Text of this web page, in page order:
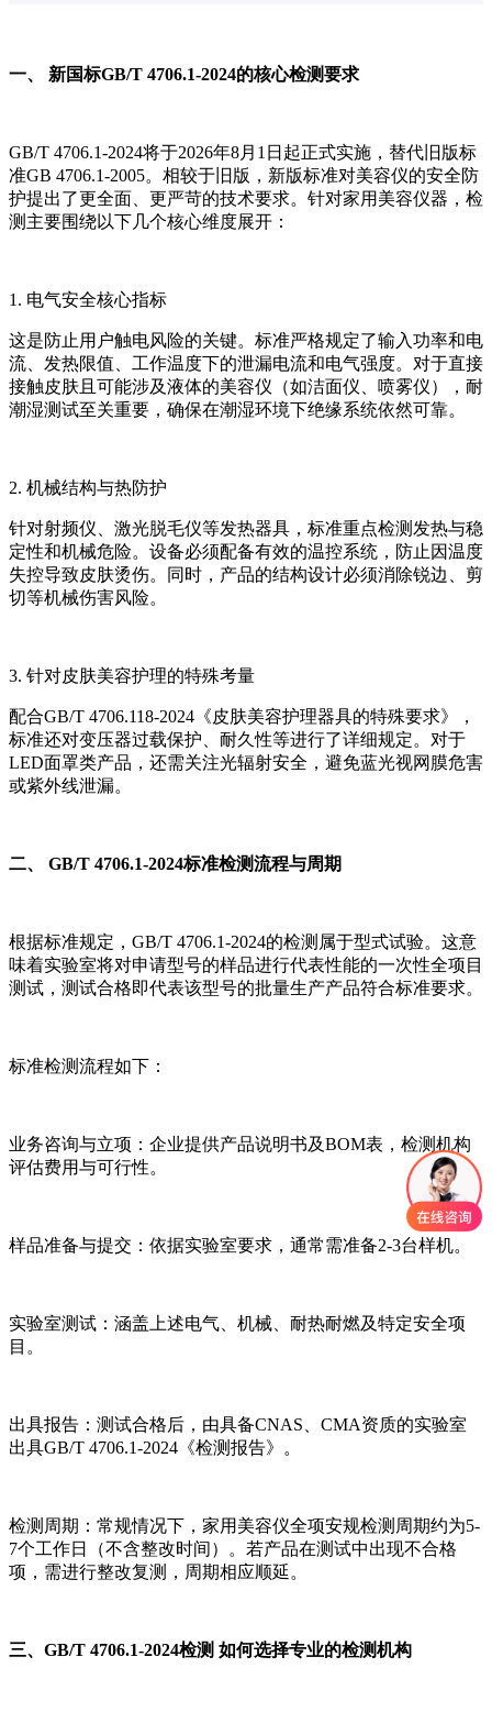
一、 新国标GB/T 4706.1-2024的核心检测要求
GB/T 4706.1-2024将于2026年8月1日起正式实施，替代旧版标
准GB 4706.1-2005。相较于旧版，新版标准对美容仪的安全防
护提出了更全面、更严苛的技术要求。针对家用美容仪器，检
测主要围绕以下几个核心维度展开：
1. 电气安全核心指标
这是防止用户触电风险的关键。标准严格规定了输入功率和电
流、发热限值、工作温度下的泄漏电流和电气强度。对于直接
接触皮肤且可能涉及液体的美容仪（如洁面仪、喷雾仪），耐
潮湿测试至关重要，确保在潮湿环境下绝缘系统依然可靠。
2. 机械结构与热防护
针对射频仪、激光脱毛仪等发热器具，标准重点检测发热与稳
定性和机械危险。设备必须配备有效的温控系统，防止因温度
失控导致皮肤烫伤。同时，产品的结构设计必须消除锐边、剪
切等机械伤害风险。
3. 针对皮肤美容护理的特殊考量
配合GB/T 4706.118-2024《皮肤美容护理器具的特殊要求》，
标准还对变压器过载保护、耐久性等进行了详细规定。对于
LED面罩类产品，还需关注光辐射安全，避免蓝光视网膜危害
或紫外线泄漏。
二、 GB/T 4706.1-2024标准检测流程与周期
根据标准规定，GB/T 4706.1-2024的检测属于型式试验。这意
味着实验室将对申请型号的样品进行代表性能的一次性全项目
测试，测试合格即代表该型号的批量生产产品符合标准要求。
标准检测流程如下：
业务咨询与立项：企业提供产品说明书及BOM表，检测机构
评估费用与可行性。
样品准备与提交：依据实验室要求，通常需准备2-3台样机。
实验室测试：涵盖上述电气、机械、耐热耐燃及特定安全项
目。
出具报告：测试合格后，由具备CNAS、CMA资质的实验室
出具GB/T 4706.1-2024《检测报告》。
检测周期：常规情况下，家用美容仪全项安规检测周期约为5-
7个工作日（不含整改时间）。若产品在测试中出现不合格
项，需进行整改复测，周期相应顺延。
三、GB/T 4706.1-2024检测 如何选择专业的检测机构